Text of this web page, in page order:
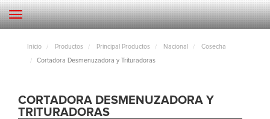
Inicio Productos Principal Productos Nacional Cosecha
Cortadora Desmenuzadora y Trituradoras
CORTADORA DESMENUZADORA Y
TRITURADORAS